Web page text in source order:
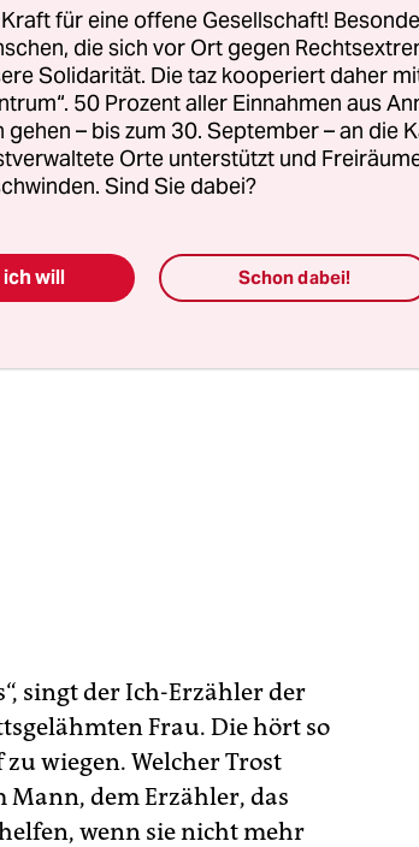
und rätseln, ob Sun-Ho
improvisierten
Ja, das ist die Frage
Absprung noch? Kriegen
der als Junge, als
pädophil ist.
singt der Ich-Erzähler der
Frau. Die hört so
wiegen. Welcher Trost
dem Erzähler, das
wenn sie nicht mehr
für eine offene Gesellschaft!
die sich vor Ort gegen
Solidarität. Die taz kooperiert daher
50 Prozent aller Einnahmen aus
gehen – bis zum 30. September – an die
Orte unterstützt und
Sind Sie dabei?
ich will Schon dabei!